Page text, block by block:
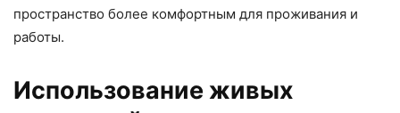
пространство более комфортным для проживания и
работы.
Использование живых